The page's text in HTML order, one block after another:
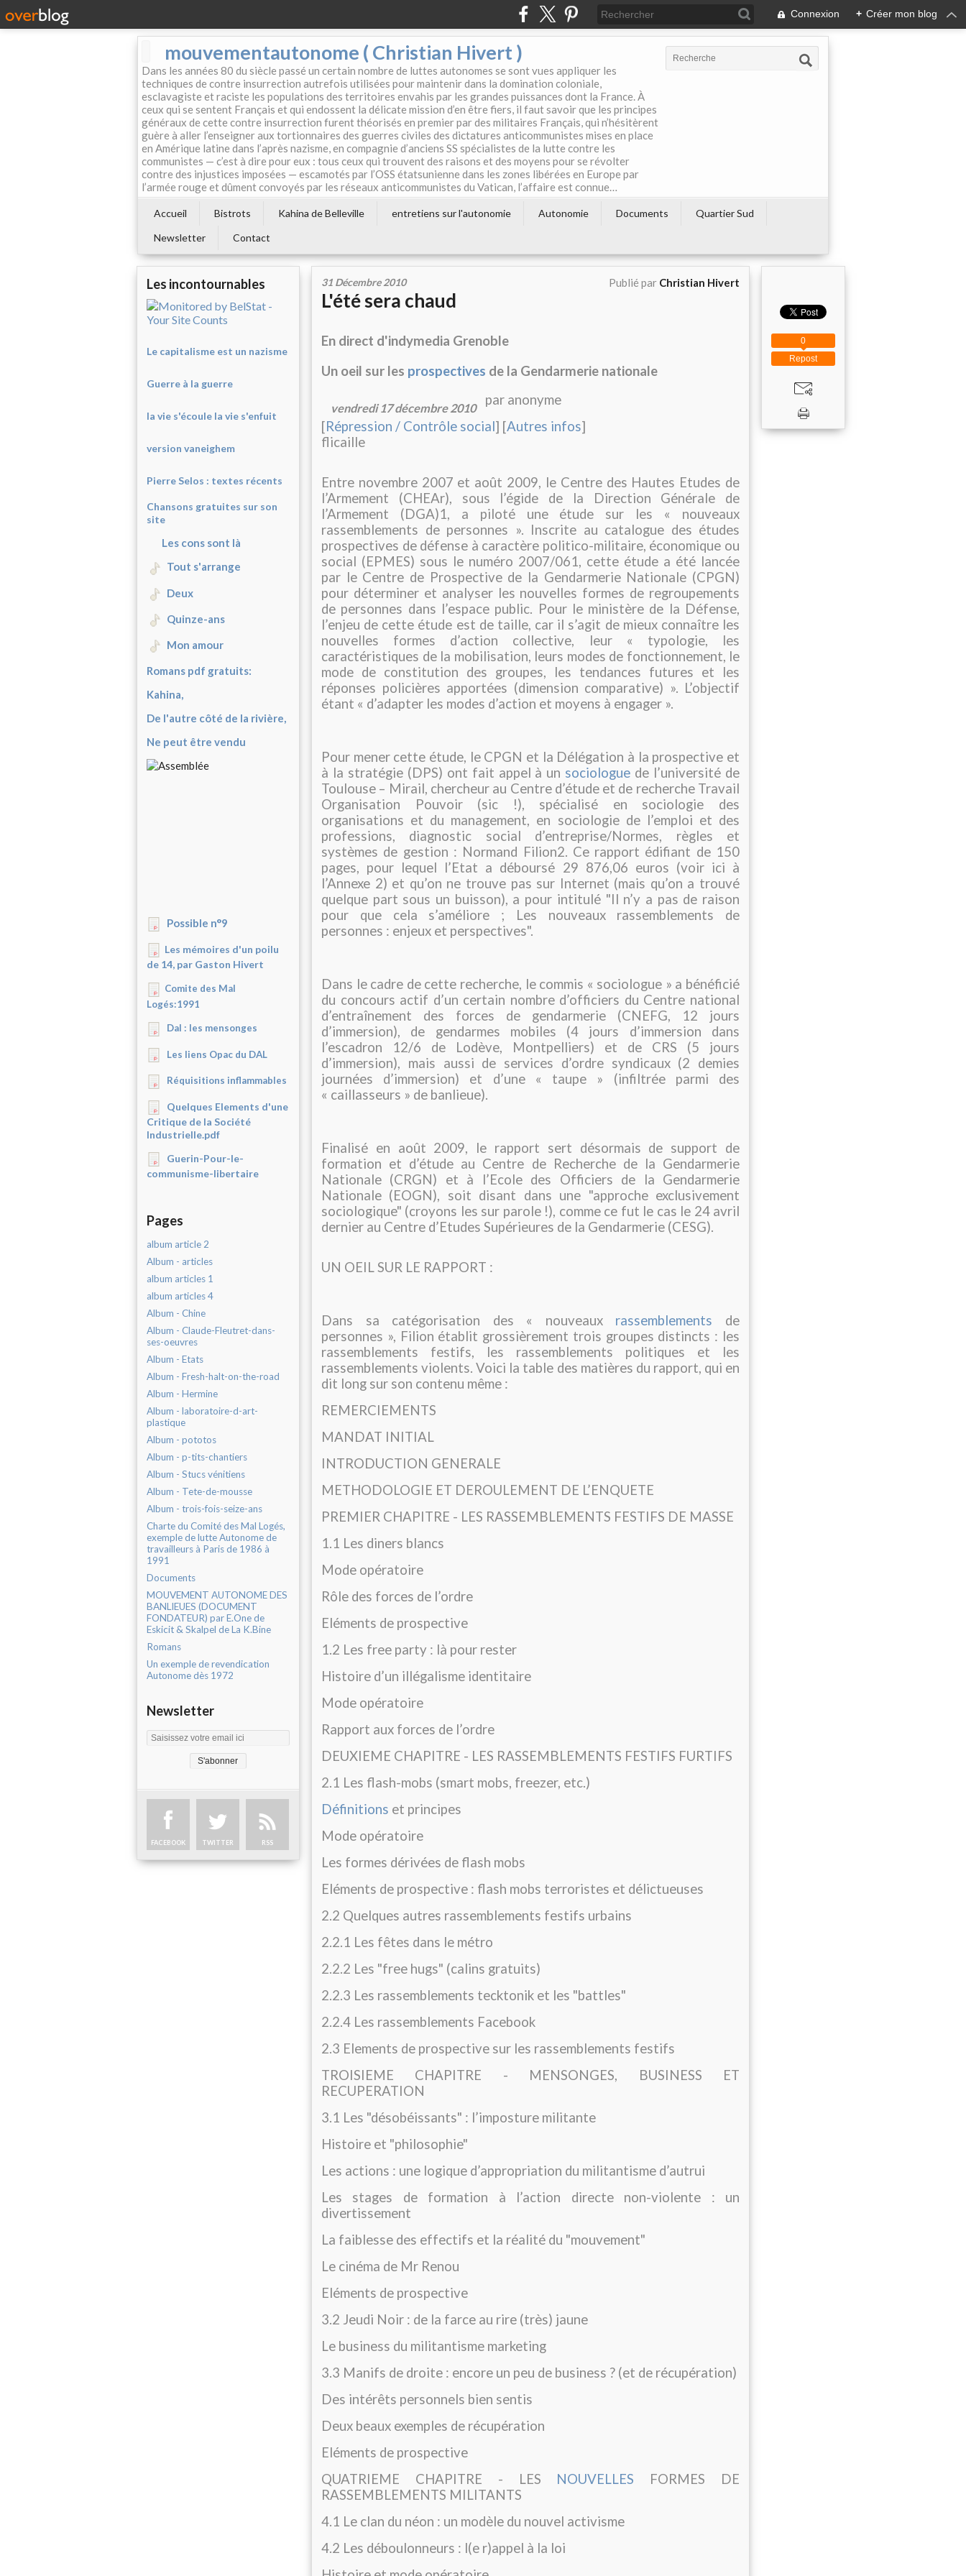
Connexion + Créer mon blog
mouvementautonome ( Christian Hivert )
Dans les années 80 du siècle passé un certain nombre de luttes autonomes se sont vues appliquer les
techniques de contre insurrection autrefois utilisées pour maintenir dans la domination coloniale,
esclavagiste et raciste les populations des territoires envahis par les grandes puissances dont la France. À
ceux qui se sentent Français et qui endossent la délicate mission d’en être fiers, il faut savoir que les principes
généraux de cette contre insurrection furent théorisés en premier par des militaires Français, qui n’hésitèrent
guère à aller l’enseigner aux tortionnaires des guerres civiles des dictatures anticommunistes mises en place
en Amérique latine dans l’après nazisme, en compagnie d’anciens SS spécialistes de la lutte contre les
communistes — c’est à dire pour eux : tous ceux qui trouvent des raisons et des moyens pour se révolter
contre des injustices imposées — escamotés par l’OSS étatsunienne dans les zones libérées en Europe par
l’armée rouge et dûment convoyés par les réseaux anticommunistes du Vatican, l’affaire est connue…
Accueil Bistrots Kahina de Belleville entretiens sur l'autonomie Autonomie Documents
Quartier Sud
Newsletter
Contact
Les incontournables
Le capitalisme est un nazisme
Guerre à la guerre
la vie s'écoule la vie s'enfuit
version vaneighem
Pierre Selos : textes récents
Chansons gratuites sur son
site
Les cons sont là
Tout s'arrange
Deux
Quinze-ans
Mon amour
Romans pdf gratuits:
Kahina,
De l'autre côté de la rivière,
Ne peut être vendu
Possible n°9
Les mémoires d'un poilu
de 14, par Gaston Hivert
Comite des Mal
Logés:1991
Dal : les mensonges
Les liens Opac du DAL
Réquisitions inflammables
Quelques Elements d'une
Critique de la Société
Industrielle.pdf
Guerin-Pour-le-
communisme-libertaire
Pages
album article 2
Album - articles
album articles 1
album articles 4
Album - Chine
Album - Claude-Fleutret-dans-
ses-oeuvres
Album - Etats
Album - Fresh-halt-on-the-road
Album - Hermine
Album - laboratoire-d-art-
plastique
Album - pototos
Album - p-tits-chantiers
Album - Stucs vénitiens
Album - Tete-de-mousse
Album - trois-fois-seize-ans
Charte du Comité des Mal Logés,
exemple de lutte Autonome de
travailleurs à Paris de 1986 à
1991
Documents
MOUVEMENT AUTONOME DES
BANLIEUES (DOCUMENT
FONDATEUR) par E.One de
Eskicit & Skalpel de La K.Bine
Romans
Un exemple de revendication
Autonome dès 1972
Newsletter
FACEBOOK TWITTER RSS
31 Décembre 2010 Publié par Christian Hivert
L'été sera chaud
En direct d'indymedia Grenoble
Un oeil sur les prospectives de la Gendarmerie nationale
vendredi 17 décembre 2010
par anonyme
[Répression / Contrôle social] [Autres infos]
flicaille
Entre novembre 2007 et août 2009, le Centre des Hautes Etudes de
l’Armement (CHEAr), sous l’égide de la Direction Générale de
l’Armement (DGA)1, a piloté une étude sur les « nouveaux
rassemblements de personnes ». Inscrite au catalogue des études
prospectives de défense à caractère politico-militaire, économique ou
social (EPMES) sous le numéro 2007/061, cette étude a été lancée
par le Centre de Prospective de la Gendarmerie Nationale (CPGN)
pour déterminer et analyser les nouvelles formes de regroupements
de personnes dans l’espace public. Pour le ministère de la Défense,
l’enjeu de cette étude est de taille, car il s’agit de mieux connaître les
nouvelles formes d’action collective, leur « typologie, les
caractéristiques de la mobilisation, leurs modes de fonctionnement, le
mode de constitution des groupes, les tendances futures et les
réponses policières apportées (dimension comparative) ». L’objectif
étant « d’adapter les modes d’action et moyens à engager ».
Pour mener cette étude, le CPGN et la Délégation à la prospective et
à la stratégie (DPS) ont fait appel à un sociologue de l’université de
Toulouse – Mirail, chercheur au Centre d’étude et de recherche Travail
Organisation Pouvoir (sic !), spécialisé en sociologie des
organisations et du management, en sociologie de l’emploi et des
professions, diagnostic social d’entreprise/Normes, règles et
systèmes de gestion : Normand Filion2. Ce rapport édifiant de 150
pages, pour lequel l’Etat a déboursé 29 876,06 euros (voir ici à
l’Annexe 2) et qu’on ne trouve pas sur Internet (mais qu’on a trouvé
quelque part sous un buisson), a pour intitulé "Il n’y a pas de raison
pour que cela s’améliore ; Les nouveaux rassemblements de
personnes : enjeux et perspectives".
Dans le cadre de cette recherche, le commis « sociologue » a bénéficié
du concours actif d’un certain nombre d’officiers du Centre national
d’entraînement des forces de gendarmerie (CNEFG, 12 jours
d’immersion), de gendarmes mobiles (4 jours d’immersion dans
l’escadron 12/6 de Lodève, Montpelliers) et de CRS (5 jours
d’immersion), mais aussi de services d’ordre syndicaux (2 demies
journées d’immersion) et d’une « taupe » (infiltrée parmi des
« caillasseurs » de banlieue).
Finalisé en août 2009, le rapport sert désormais de support de
formation et d’étude au Centre de Recherche de la Gendarmerie
Nationale (CRGN) et à l’Ecole des Officiers de la Gendarmerie
Nationale (EOGN), soit disant dans une "approche exclusivement
sociologique" (croyons les sur parole !), comme ce fut le cas le 24 avril
dernier au Centre d’Etudes Supérieures de la Gendarmerie (CESG).
UN OEIL SUR LE RAPPORT :
Dans sa catégorisation des « nouveaux rassemblements de
personnes », Filion établit grossièrement trois groupes distincts : les
rassemblements festifs, les rassemblements politiques et les
rassemblements violents. Voici la table des matières du rapport, qui en
dit long sur son contenu même :
REMERCIEMENTS
MANDAT INITIAL
INTRODUCTION GENERALE
METHODOLOGIE ET DEROULEMENT DE L’ENQUETE
PREMIER CHAPITRE - LES RASSEMBLEMENTS FESTIFS DE MASSE
1.1 Les diners blancs
Mode opératoire
Rôle des forces de l’ordre
Eléments de prospective
1.2 Les free party : là pour rester
Histoire d’un illégalisme identitaire
Mode opératoire
Rapport aux forces de l’ordre
DEUXIEME CHAPITRE - LES RASSEMBLEMENTS FESTIFS FURTIFS
2.1 Les flash-mobs (smart mobs, freezer, etc.)
Définitions et principes
Mode opératoire
Les formes dérivées de flash mobs
Eléments de prospective : flash mobs terroristes et délictueuses
2.2 Quelques autres rassemblements festifs urbains
2.2.1 Les fêtes dans le métro
2.2.2 Les "free hugs" (calins gratuits)
2.2.3 Les rassemblements tecktonik et les "battles"
2.2.4 Les rassemblements Facebook
2.3 Elements de prospective sur les rassemblements festifs
TROISIEME CHAPITRE - MENSONGES, BUSINESS ET
RECUPERATION
3.1 Les "désobéissants" : l’imposture militante
Histoire et "philosophie"
Les actions : une logique d’appropriation du militantisme d’autrui
Les stages de formation à l’action directe non-violente : un
divertissement
La faiblesse des effectifs et la réalité du "mouvement"
Le cinéma de Mr Renou
Eléments de prospective
3.2 Jeudi Noir : de la farce au rire (très) jaune
Le business du militantisme marketing
3.3 Manifs de droite : encore un peu de business ? (et de récupération)
Des intérêts personnels bien sentis
Deux beaux exemples de récupération
Eléments de prospective
QUATRIEME CHAPITRE - LES NOUVELLES FORMES DE
RASSEMBLEMENTS MILITANTS
4.1 Le clan du néon : un modèle du nouvel activisme
4.2 Les déboulonneurs : l(e r)appel à la loi
Repost
0